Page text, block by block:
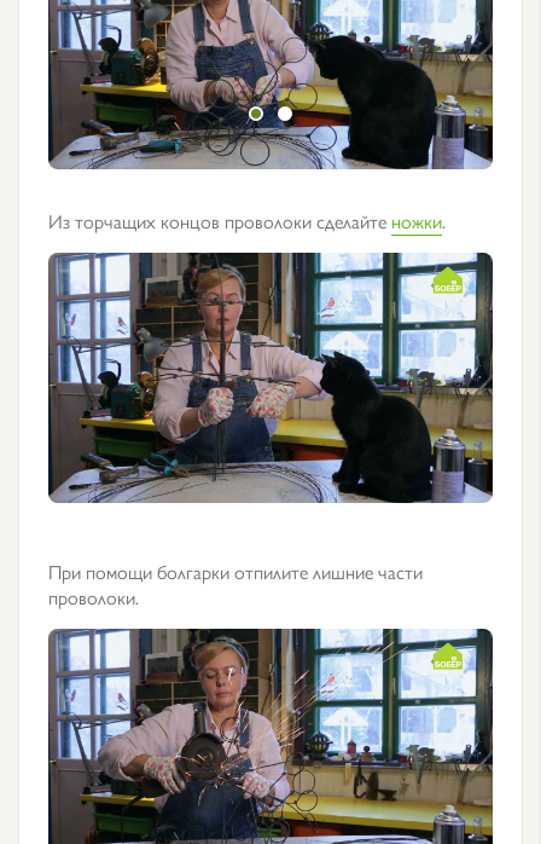
Из торчащих концов проволоки сделайте ножки.
При помощи болгарки отпилите лишние части
проволоки.